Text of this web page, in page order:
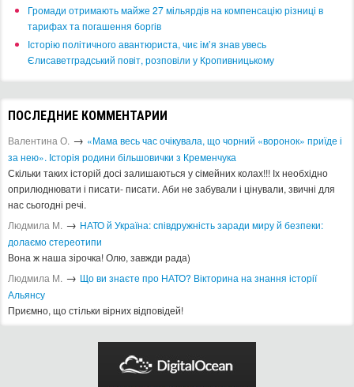
​Громади отримають майже 27 мільярдів на компенсацію різниці в
тарифах та погашення боргів
Історію політичного авантюриста, чиє ім’я знав увесь
Єлисаветградський повіт, розповіли у Кропивницькому
ПОСЛЕДНИЕ КОММЕНТАРИИ
Валентина О. → «Мама весь час очікувала, що чорний «воронок» приїде і
за нею». Історія родини більшовички з Кременчука
Скільки таких історій досі залишаються у сімейних колах!!! Іх необхідно
оприлюднювати і писати- писати. Аби не забували і цінували, звичні для
нас сьогодні речі.
Людмила М. → ​НАТО й Україна: співдружність заради миру й безпеки:
долаємо стереотипи
Вона ж наша зірочка! Олю, завжди рада)
Людмила М. → Що ви знаєте про НАТО? Вікторина на знання історії
Альянсу ​
Приємно, що стільки вірних відповідей!